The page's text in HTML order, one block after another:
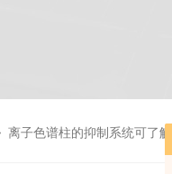
离子色谱柱的抑制系统可了